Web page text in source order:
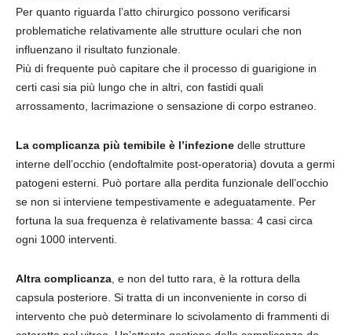
Per quanto riguarda l’atto chirurgico possono verificarsi
problematiche relativamente alle strutture oculari che non
influenzano il risultato funzionale.
Più di frequente può capitare che il processo di guarigione in
certi casi sia più lungo che in altri, con fastidi quali
arrossamento, lacrimazione o sensazione di corpo estraneo.
La complicanza più temibile è l’infezione delle strutture
interne dell’occhio (endoftalmite post-operatoria) dovuta a germi
patogeni esterni. Può portare alla perdita funzionale dell’occhio
se non si interviene tempestivamente e adeguatamente. Per
fortuna la sua frequenza è relativamente bassa: 4 casi circa
ogni 1000 interventi.
Altra complicanza , e non del tutto rara, è la rottura della
capsula posteriore. Si tratta di un inconveniente in corso di
intervento che può determinare lo scivolamento di frammenti di